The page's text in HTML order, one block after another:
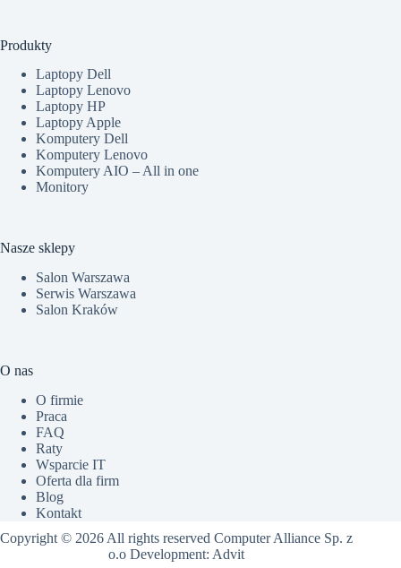
Produkty
Laptopy Dell
Laptopy Lenovo
Laptopy HP
Laptopy Apple
Komputery Dell
Komputery Lenovo
Komputery AIO – All in one
Monitory
Nasze sklepy
Salon Warszawa
Serwis Warszawa
Salon Kraków
O nas
O firmie
Praca
FAQ
Raty
Wsparcie IT
Oferta dla firm
Blog
Kontakt
Copyright © 2026 All rights reserved Computer Alliance Sp. z
o.o Development: Advit